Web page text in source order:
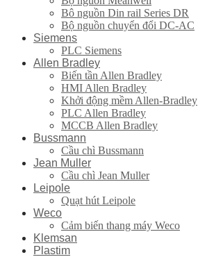
Bô nguồn Din rail Series DR
Bộ nguồn chuyển đổi DC-AC
Siemens
PLC Siemens
Allen Bradley
Biến tần Allen Bradley
HMI Allen Bradley
Khởi động mềm Allen-Bradley
PLC Allen Bradley
MCCB Allen Bradley
Bussmann
Cầu chì Bussmann
Jean Muller
Cầu chì Jean Muller
Leipole
Quạt hút Leipole
Weco
Cảm biến thang máy Weco
Klemsan
Plastim